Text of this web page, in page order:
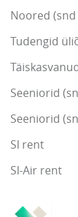
Noored
Tudengid
Seeniorid
Seeniorid
SI rent
SI-Air rent